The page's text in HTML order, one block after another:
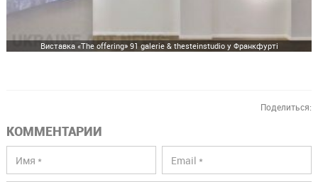
Виставка «The offering» 91 galerie & thesteinstudio у Франкфурті
Поделиться:
КОММЕНТАРИИ